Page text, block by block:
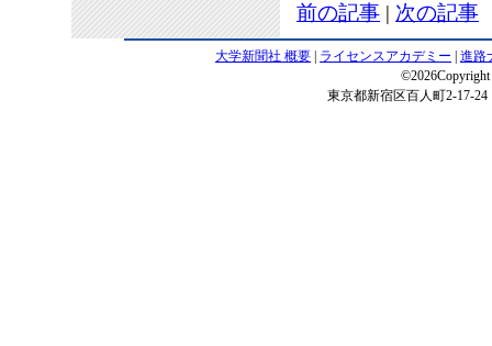
前の記事 | 次の記事
大学新聞社 概要 ライセンスアカデミー
進路
©2026Copyright
東京都新宿区百人町2-17-